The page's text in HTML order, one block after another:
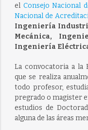
el Consejo Nacional
Nacional de
Ingeniería
Mecánica,
Ingeniería
La convocatoria a la
que se realiza
todo profesor,
pregrado o magister
estudios de
alguna de las áreas